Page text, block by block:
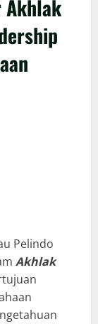
Akhlak
Pelindo
Akhlak